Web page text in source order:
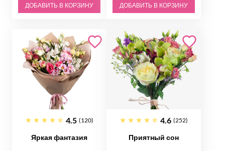
ДОБАВИТЬ В КОРЗИНУ ДОБАВИТЬ В КОРЗИНУ
4.5 (120)
Яркая фантазия
4.6 (252)
Приятный сон